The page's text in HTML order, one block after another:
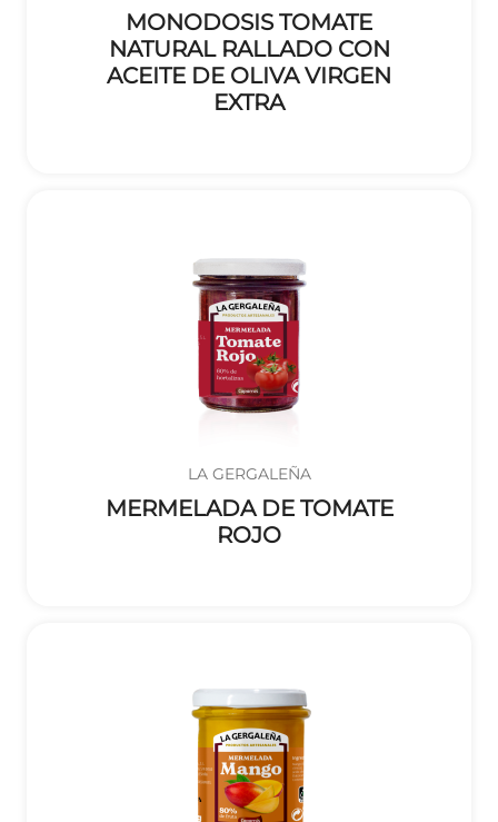
MONODOSIS TOMATE
NATURAL RALLADO CON
ACEITE DE OLIVA VIRGEN
EXTRA
LA GERGALEÑA
MERMELADA DE TOMATE
ROJO